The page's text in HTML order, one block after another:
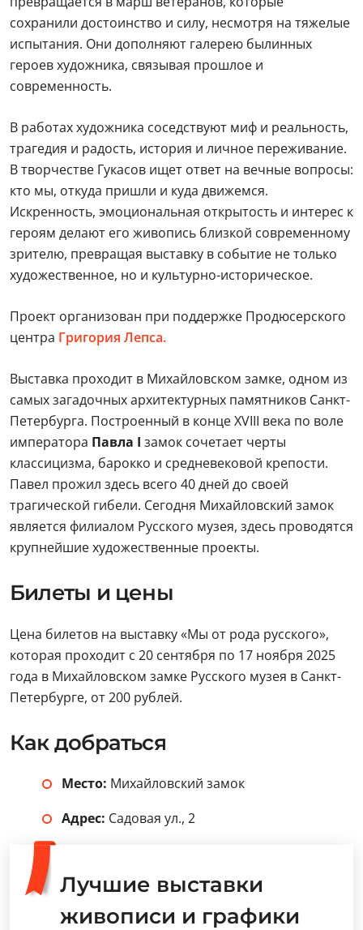
сохранили достоинство и силу, несмотря на тяжелые
испытания. Они дополняют галерею былинных
героев художника, связывая прошлое и
современность.
В работах художника соседствуют миф и реальность,
трагедия и радость, история и личное переживание.
В творчестве Гукасов ищет ответ на вечные вопросы:
кто мы, откуда пришли и куда движемся.
Искренность, эмоциональная открытость и интерес к
героям делают его живопись близкой современному
зрителю, превращая выставку в событие не только
художественное, но и культурно-историческое.
Проект организован при поддержке Продюсерского
центра Григория Лепса.
Выставка проходит в Михайловском замке, одном из
самых загадочных архитектурных памятников Санкт-
Петербурга. Построенный в конце XVIII века по воле
императора Павла I замок сочетает черты
классицизма, барокко и средневековой крепости.
Павел прожил здесь всего 40 дней до своей
трагической гибели. Сегодня Михайловский замок
является филиалом Русского музея, здесь проводятся
крупнейшие художественные проекты.
Билеты и цены
Цена билетов на выставку «Мы от рода русского»,
которая проходит с 20 сентября по 17 ноября 2025
года в Михайловском замке Русского музея в Санкт-
Петербурге, от 200 рублей.
Как добраться
Место: Михайловский замок
Адрес: Садовая ул., 2
Лучшие выставки
живописи и графики